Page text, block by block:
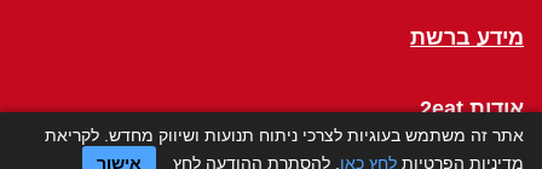
מידע ברשת
אודות 2eat
אתר זה משתמש בעוגיות לצרכי ניתוח תנועות ושיווק מחדש. לקריאת
מדיניות הפרטיות לחץ כאן . להסתרת ההודעה לחץ אישור